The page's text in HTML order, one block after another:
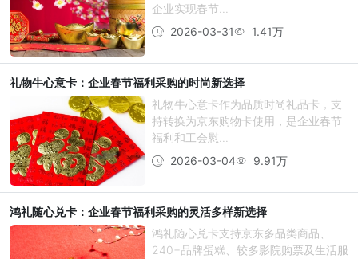
企业实现春节...
2026-03-31
1.41万
礼物牛心意卡：企业春节福利采购的时尚新选择
礼物牛心意卡作为品质时尚礼品卡，支
持转换为京东购物卡使用，是企业春节
福利和工会慰...
2026-03-04
9.91万
鸿礼随心兑卡：企业春节福利采购的灵活多样新选择
鸿礼随心兑卡支持京东多品类商品、
240+品牌蛋糕、较多影院购票及生活服